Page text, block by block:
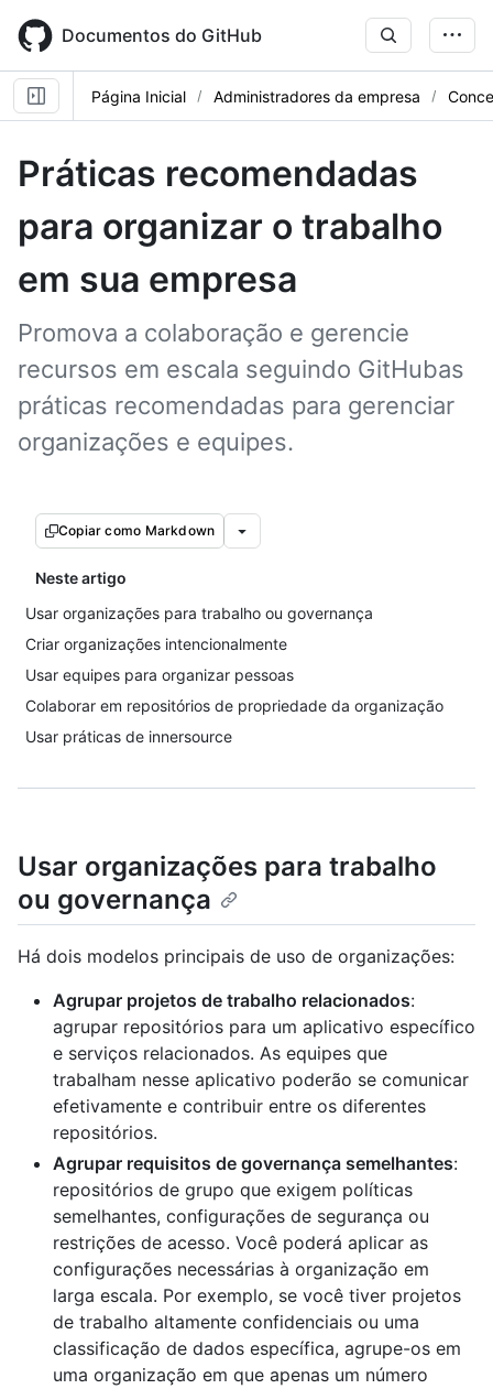
main
content
Documentos do GitHub
Página Inicial Administradores da empresa
Práticas recomendadas
para organizar o trabalho
em sua empresa
Promova a colaboração e gerencie
recursos em escala seguindo GitHubas
práticas recomendadas para gerenciar
organizações e equipes.
Copiar como Markdown
Neste artigo
Usar organizações para trabalho ou governança
Criar organizações intencionalmente
Usar equipes para organizar pessoas
Colaborar em repositórios de propriedade da organização
Usar práticas de innersource
Usar organizações para trabalho
ou governança
Há dois modelos principais de uso de organizações:
Agrupar projetos de trabalho relacionados:
agrupar repositórios para um aplicativo específico
e serviços relacionados. As equipes que
trabalham nesse aplicativo poderão se comunicar
efetivamente e contribuir entre os diferentes
repositórios.
Agrupar requisitos de governança semelhantes:
repositórios de grupo que exigem políticas
semelhantes, configurações de segurança ou
restrições de acesso. Você poderá aplicar as
configurações necessárias à organização em
larga escala. Por exemplo, se você tiver projetos
de trabalho altamente confidenciais ou uma
classificação de dados específica, agrupe-os em
uma organização em que apenas um número